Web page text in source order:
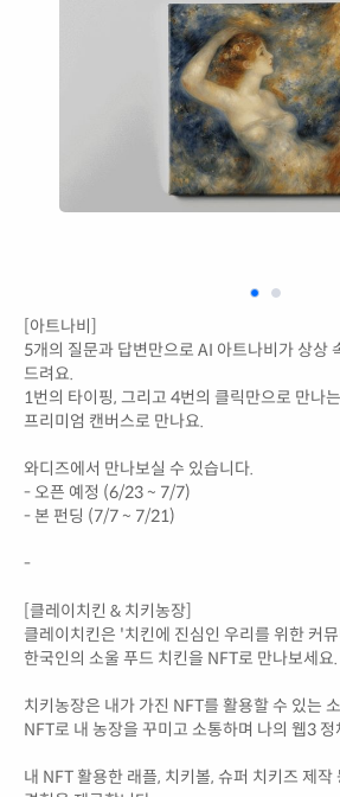
[아트나비]
5개의 질문과 답변만으로 AI 아트나비가 상상
드려요.
1번의 타이핑, 그리고 4번의 클릭만으로 만나
프리미엄 캔버스로 만나요.
와디즈에서 만나보실 수 있습니다.
- 오픈 예정 (6/23 ~ 7/7)
- 본 펀딩 (7/7 ~ 7/21)
-
[클레이치킨 & 치키농장]
클레이치킨은 '치킨에 진심인 우리를 위한 커
한국인의 소울 푸드 치킨을 NFT로 만나보세요.
치키농장은 내가 가진 NFT를 활용할 수 있는
NFT로 내 농장을 꾸미고 소통하며 나의 웹3
내 NFT 활용한 래플, 치키볼, 슈퍼 치키즈 제